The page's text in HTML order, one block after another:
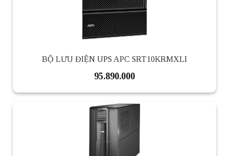
BỘ LƯU ĐIỆN UPS APC SRT10KRMXLI
95.890.000